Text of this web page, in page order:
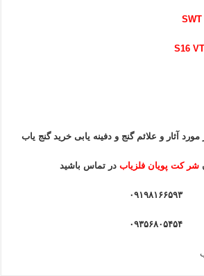
آثار و علائم گنج و دفینه یابی خرید گنج یاب
شر کت پویان فلزیاب در تماس باشید
۰۹۱۹۸۱۶۶۵۹۳
۰۹۳۵۶۸۰۵۴۵۴